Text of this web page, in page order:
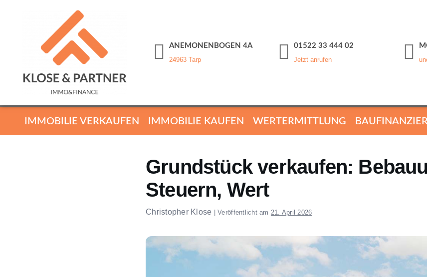
ANEMONENBOGEN 4A
24963 Tarp
01522 33 444 02
Jetzt anrufen
IMMOBILIE VERKAUFEN IMMOBILIE KAUFEN WERTERMITTLUNG
Grundstück verkaufen:
Steuern, Wert
Christopher Klose |Veröffentlicht am 21. April 2026